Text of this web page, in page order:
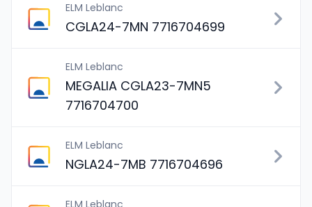
ELM Leblanc
CGLA24-7MN 7716704699
ELM Leblanc
MEGALIA CGLA23-7MN5
7716704700
ELM Leblanc
NGLA24-7MB 7716704696
ELM Leblanc